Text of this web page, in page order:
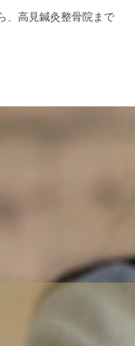
、高見鍼灸整骨院まで